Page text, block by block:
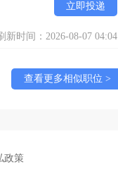
立即投递
新时间：2026-08-07 04:04
查看更多相似职位 >
政策